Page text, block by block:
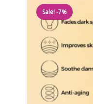
Sale! -7%